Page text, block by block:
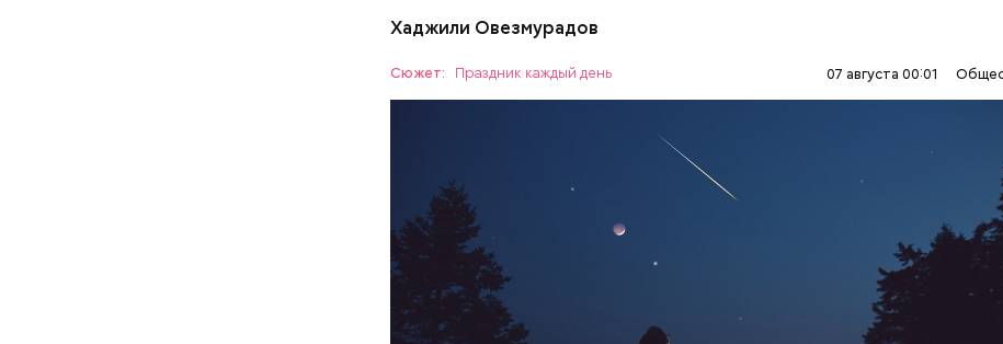
Хаджили Овезмурадов
Сюжет: Праздник каждый день 07 августа 00:01
День собирания звезд учрежден в честь метеорного потока
Персеиды, который ежегодно можно наблюдать в августе.
любители смотреть на звездопад 7 августа выезжают за
невооруженным глазом наблюдать за падающими звездами.
ЕДА ПРАЗДНИКИ ЗВЕЗДОПАД
СЛАДОСТИ
кабачок;
петрушка;
чеснок;
не получить штраф
рублей от
трудной
претендовать и